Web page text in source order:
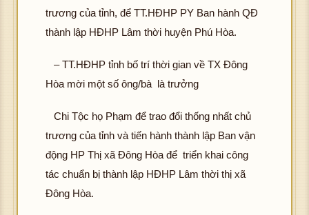
trương của tỉnh, để TT.HĐHP PY Ban hành QĐ
thành lập HĐHP Lâm thời huyện Phú Hòa.
– TT.HĐHP tỉnh bố trí thời gian về TX Đông
Hòa mời một số ông/bà là trưởng
Chi Tộc họ Phạm để trao đổi thống nhất chủ
trương của tỉnh và tiến hành thành lập Ban vận
động HP Thị xã Đông Hòa để triển khai công
tác chuẩn bị thành lập HĐHP Lâm thời thị xã
Đông Hòa.